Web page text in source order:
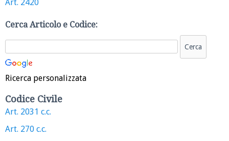
Art. 2420
Cerca Articolo e Codice:
Ricerca personalizzata
Codice Civile
Art. 2031 c.c.
Art. 270 c.c.